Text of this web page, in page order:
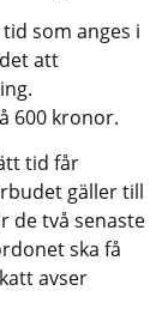
som anges i
att
600 kronor.
tid får
gäller till
de två senaste
ska få
avser